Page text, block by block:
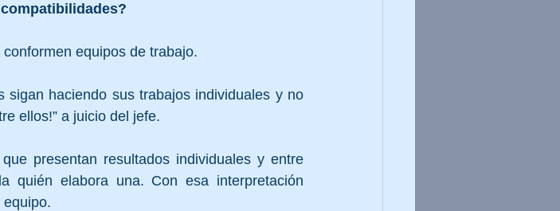
equipos de trabajo.
haciendo sus trabajos individuales y no
ellos!” a juicio del jefe.
presentan resultados individuales y entre
elabora una. Con esa interpretación